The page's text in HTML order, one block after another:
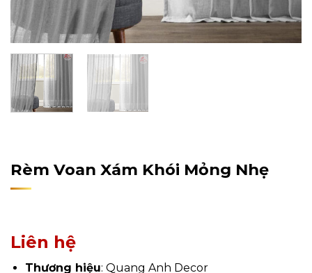
Rèm Voan Xám Khói Mỏng Nhẹ
Liên hệ
Thương hiệu: Quang Anh Decor